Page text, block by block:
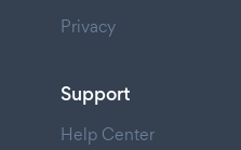
Privacy
Support
Help Center